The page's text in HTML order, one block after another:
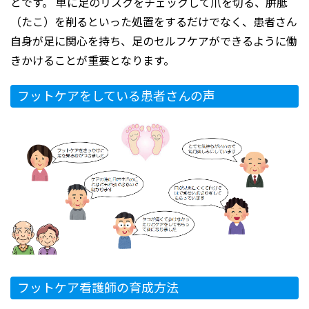
とです。 単に足のリスクをチェックして爪を切る、胼胝
（たこ）を削るといった処置をするだけでなく、患者さん
自身が足に関心を持ち、足のセルフケアができるように働
きかけることが重要となります。
フットケアをしている患者さんの声
フットケア看護師の育成方法